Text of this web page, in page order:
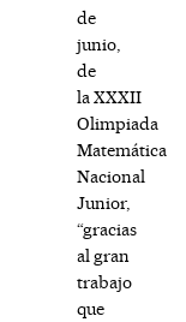
de
junio,
de
la XXXII
Olimpiada
Matemática
Nacional
Junior,
“gracias
al gran
trabajo
que